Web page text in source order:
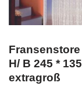
H/ B 245 *
extragroß